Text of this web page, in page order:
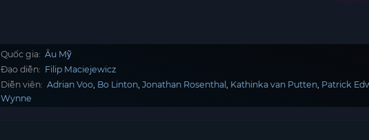
Quốc gia: Âu Mỹ
Đạo diễn: Filip Maciejewicz
Diễn viên: Adrian Voo Bo Linton Jonathan Rosenthal Kathinka van Putten Patrick
Wynne